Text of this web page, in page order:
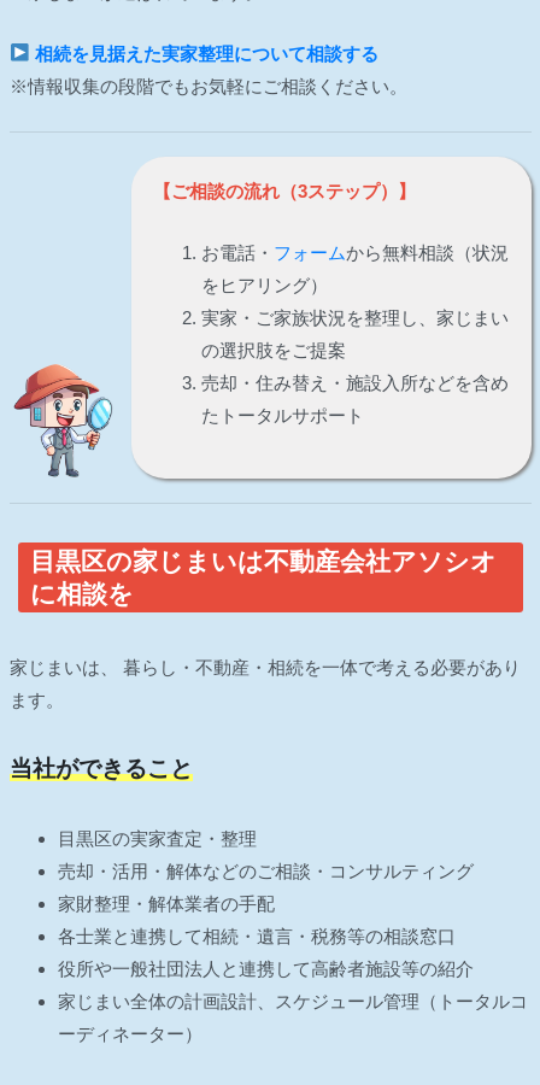
相続を見据えた実家整理について相談する
※情報収集の段階でもお気軽にご相談ください。
【ご相談の流れ（3ステップ）】
お電話・ フォームから無料相談（状況
をヒアリング）
実家・ご家族状況を整理し、家じまい
の選択肢をご提案
売却・住み替え・施設入所などを含め
たトータルサポート
目黒区の家じまいは不動産会社アソシオ
に相談を
家じまいは、 暮らし・不動産・相続を一体で考える必要があり
ます。
当社ができること
目黒区の実家査定・整理
売却・活用・解体などのご相談・コンサルティング
家財整理・解体業者の手配
各士業と連携して相続・遺言・税務等の相談窓口
役所や一般社団法人と連携して高齢者施設等の紹介
家じまい全体の計画設計、スケジュール管理（トータルコ
ーディネーター）